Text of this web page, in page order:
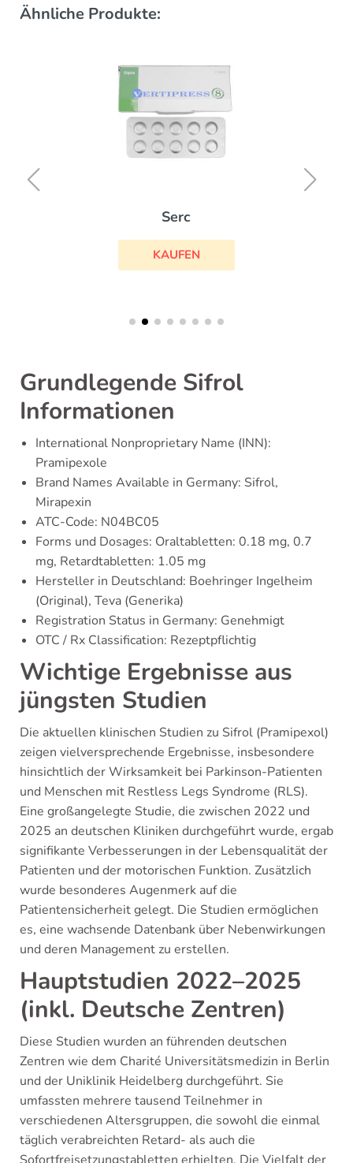
Ähnliche Produkte:
Serc
KAUFEN
Grundlegende Sifrol
Informationen
International Nonproprietary Name (INN):
Pramipexole
Brand Names Available in Germany: Sifrol,
Mirapexin
ATC-Code: N04BC05
Forms und Dosages: Oraltabletten: 0.18 mg, 0.7
mg, Retardtabletten: 1.05 mg
Hersteller in Deutschland: Boehringer Ingelheim
(Original), Teva (Generika)
Registration Status in Germany: Genehmigt
OTC / Rx Classification: Rezeptpflichtig
Wichtige Ergebnisse aus
jüngsten Studien
Die aktuellen klinischen Studien zu Sifrol (Pramipexol)
zeigen vielversprechende Ergebnisse, insbesondere
hinsichtlich der Wirksamkeit bei Parkinson-Patienten
und Menschen mit Restless Legs Syndrome (RLS).
Eine großangelegte Studie, die zwischen 2022 und
2025 an deutschen Kliniken durchgeführt wurde, ergab
signifikante Verbesserungen in der Lebensqualität der
Patienten und der motorischen Funktion. Zusätzlich
wurde besonderes Augenmerk auf die
Patientensicherheit gelegt. Die Studien ermöglichen
es, eine wachsende Datenbank über Nebenwirkungen
und deren Management zu erstellen.
Hauptstudien 2022–2025
(inkl. Deutsche Zentren)
Diese Studien wurden an führenden deutschen
Zentren wie dem Charité Universitätsmedizin in Berlin
und der Uniklinik Heidelberg durchgeführt. Sie
umfassten mehrere tausend Teilnehmer in
verschiedenen Altersgruppen, die sowohl die einmal
täglich verabreichten Retard- als auch die